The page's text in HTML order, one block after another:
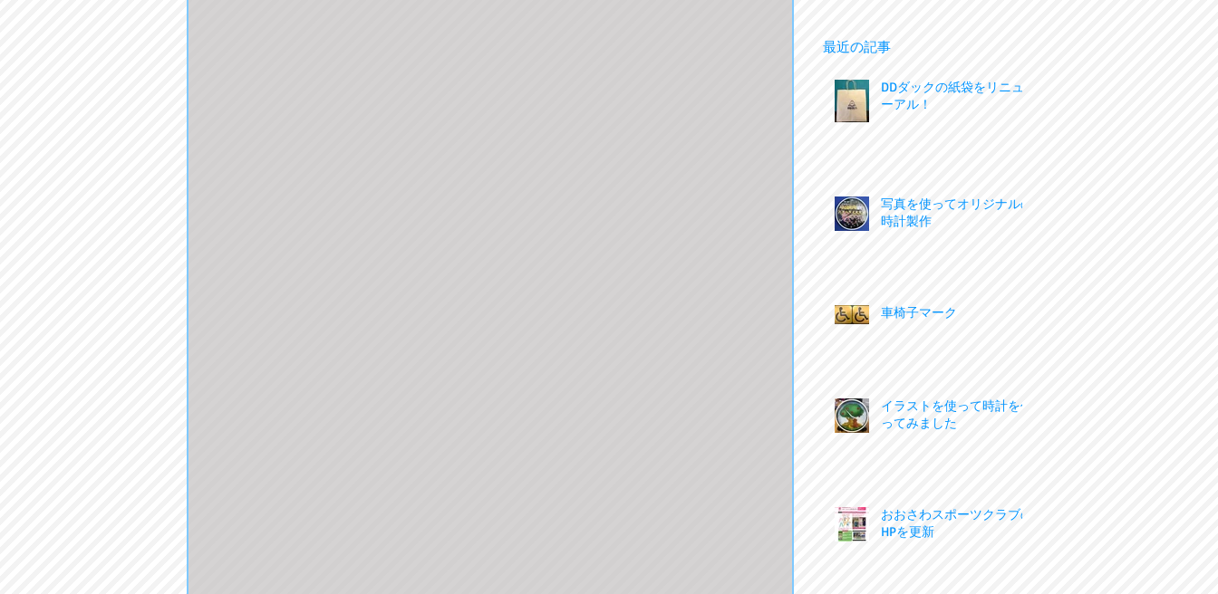
最近の記事
DDダックの紙袋をリニュ
ーアル！
写真を使ってオリジナルの
時計製作
車椅子マーク
イラストを使って時計を作
ってみました
おおさわスポーツクラブの
HPを更新